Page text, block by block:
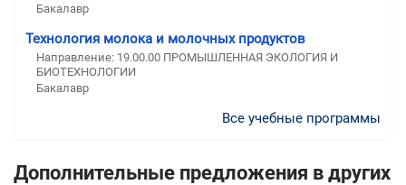
Бакалавр
Технология молока и молочных продуктов
Направление: 19.00.00 ПРОМЫШЛЕННАЯ ЭКОЛОГИЯ И
БИОТЕХНОЛОГИИ
Бакалавр
Все учебные программы
Дополнительные предложения в других